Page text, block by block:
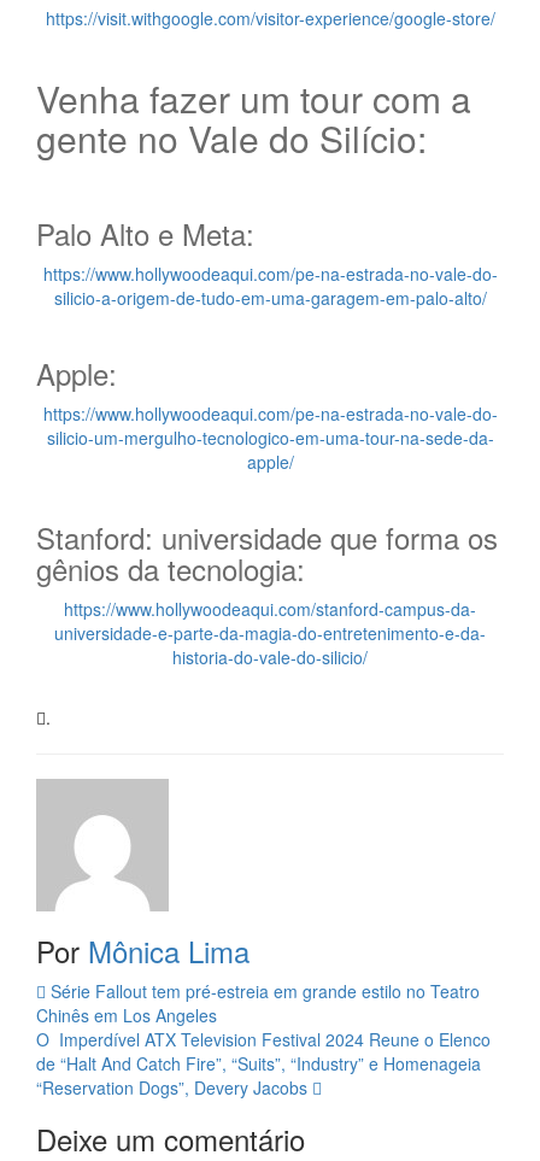
https://visit.withgoogle.com/visitor-experience/google-store/
Venha fazer um tour com a
gente no Vale do Silício:
Palo Alto e Meta:
https://www.hollywoodeaqui.com/pe-na-estrada-no-vale-do-
silicio-a-origem-de-tudo-em-uma-garagem-em-palo-alto/
Apple:
https://www.hollywoodeaqui.com/pe-na-estrada-no-vale-do-
silicio-um-mergulho-tecnologico-em-uma-tour-na-sede-da-
apple/
Stanford: universidade que forma os
gênios da tecnologia:
https://www.hollywoodeaqui.com/stanford-campus-da-
universidade-e-parte-da-magia-do-entretenimento-e-da-
historia-do-vale-do-silicio/
.
Por Mônica Lima
Navegação
da
Postagem
Série Fallout tem pré-estreia em grande estilo no Teatro
Chinês em Los Angeles
O Imperdível ATX Television Festival 2024 Reune o Elenco
de “Halt And Catch Fire”, “Suits”, “Industry” e Homenageia
“Reservation Dogs”, Devery Jacobs
Deixe um comentário